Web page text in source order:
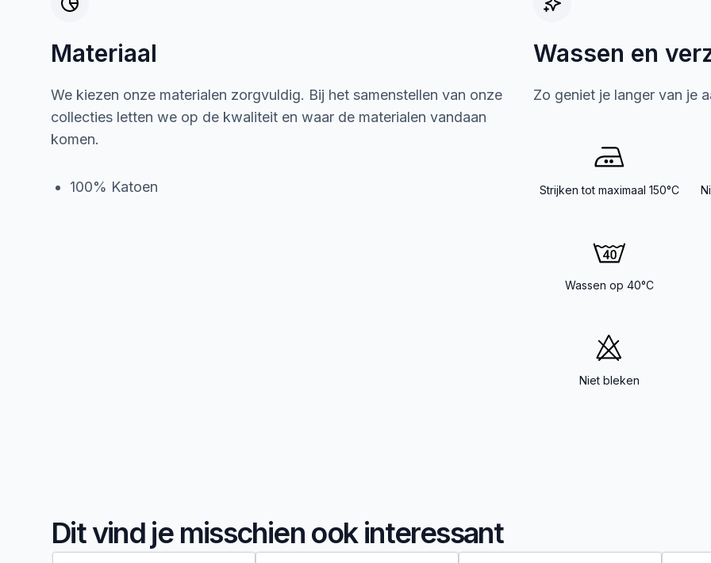
Materiaal
We kiezen onze materialen zorgvuldig. Bij het samenstellen van onze
collecties letten we op de kwaliteit en waar de materialen vandaan
komen.
100% Katoen
Wassen en
Zo geniet je langer van je
Strijken tot maximaal 150°C
Wassen op 40°C
Niet bleken
Dit vind je misschien ook interessant